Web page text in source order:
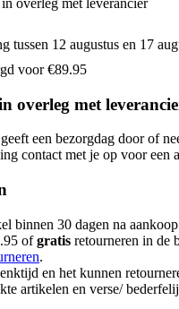
overleg met leverancier
tussen 12 augustus en 17
voor €89.95
overleg met
een bezorgdag door of
contact met je op voor een
binnen 30 dagen na
ofgratis retourneren in de
.
en het kunnen
artikelen en verse/